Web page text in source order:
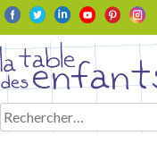
Skip
to
content
Rechercher :